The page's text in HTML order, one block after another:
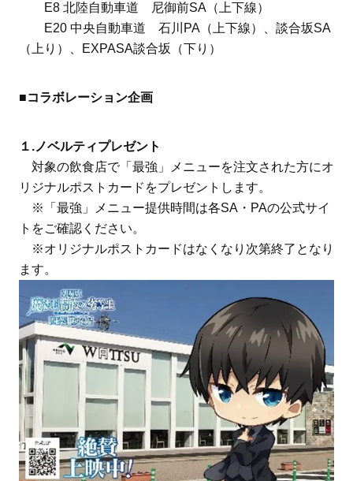
E8 北陸自動車道 尼御前SA（上下線）
E20 中央自動車道 石川PA（上下線）、談合坂SA
（上り）、EXPASA談合坂（下り）
■コラボレーション企画
１.ノベルティプレゼント
対象の飲食店で「最強」メニューを注文された方にオ
リジナルポストカードをプレゼントします。
※「最強」メニュー提供時間は各SA・PAの公式サイ
トをご確認ください。
※オリジナルポストカードはなくなり次第終了となり
ます。